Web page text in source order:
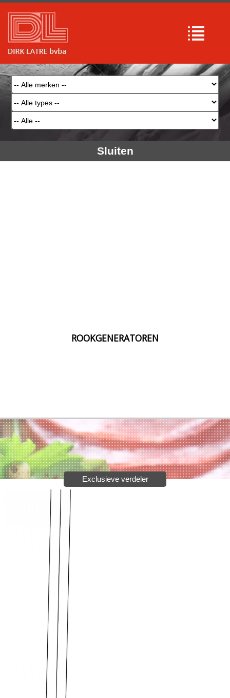
Array
(
    [type] => 8
    [file] => /mnt/bilbo-
disk1/websites/latre.be/www/modules/database
/frontend/database.php
    [line] => 97
Array
(
    [type] => 8
    [message] => Trying to get property of
non-object
    [file] => /mnt/bilbo-
disk1/websites/latre.be/www/modules/database
    [line] => 97
Sluiten
ROOKGENERATOREN
Exclusieve verdeler